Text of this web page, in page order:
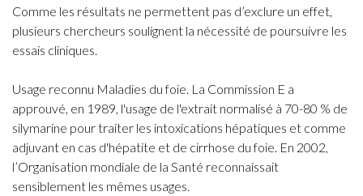
Comme les résultats ne permettent pas d’exclure un effet,
plusieurs chercheurs soulignent la nécessité de poursuivre les
essais cliniques.
Usage reconnu Maladies du foie. La Commission E a
approuvé, en 1989, l'usage de l'extrait normalisé à 70-80 % de
silymarine pour traiter les intoxications hépatiques et comme
adjuvant en cas d'hépatite et de cirrhose du foie. En 2002,
l’Organisation mondiale de la Santé reconnaissait
sensiblement les mêmes usages.